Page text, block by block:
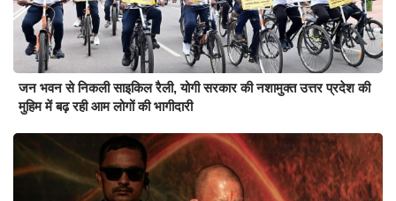
जन भवन से निकली साइकिल रैली, योगी सरकार की नशामुक्त उत्तर प्रदेश की
मुहिम में बढ़ रही आम लोगों की भागीदारी